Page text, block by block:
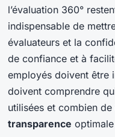
l’évaluation 360°
indispensable de
évaluateurs et la
de confiance et à
employés doivent être
doivent comprendre
utilisées et combien
transparence